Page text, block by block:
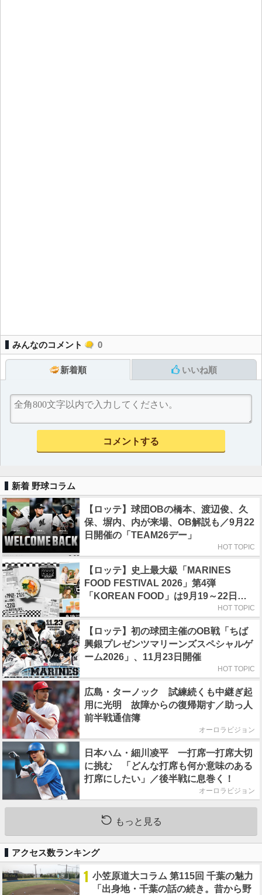
みんなのコメント 0
新着順 いいね順
新着 野球コラム
【ロッテ】球団OBの橋本、渡辺俊、久
保、塀内、内が来場、OB解説も／9月22
日開催の「TEAM26デー」
HOT TOPIC
【ロッテ】史上最大級「MARINES
FOOD FESTIVAL 2026」第4弾
「KOREAN FOOD」は9月19～22日／
HOT TOPIC
【ロッテ】初の球団主催のOB戦「ちば
興銀プレゼンツマリーンズスペシャルゲ
ーム2026」、11月23日開催
HOT TOPIC
広島・ターノック 試練続くも中継ぎ起
用に光明 故障からの復帰期す／助っ人
前半戦通信簿
オーロラビジョン
日本ハム・細川凌平 一打席一打席大切
に挑む 「どんな打席も何か意味のある
打席にしたい」／後半戦に息巻く！
オーロラビジョン
もっと見る
アクセス数ランキング
1 小笠原道大コラム 第115回 千葉の魅力
「出身地・千葉の話の続き。昔から野